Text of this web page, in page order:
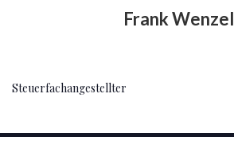
Frank Wenzel
Steuerfachangestellter